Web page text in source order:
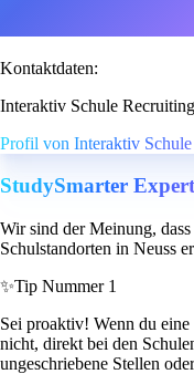
Kontaktdaten:
Interaktiv Schule
Profil von Interaktiv Schule
StudySmarter
Wir sind der Meinung,
Schulstandorten in Neuss
✨Tip Nummer 1
Sei proaktiv! Wenn du
nicht, direkt bei den
ungeschriebene Stellen